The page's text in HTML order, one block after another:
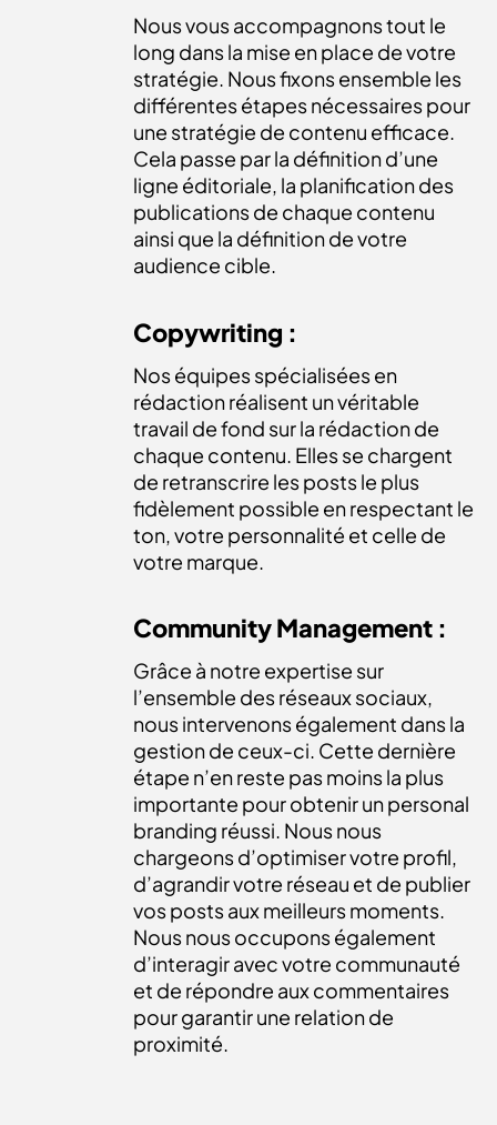
Nous vous accompagnons tout le
long dans la mise en place de votre
stratégie. Nous fixons ensemble les
différentes étapes nécessaires pour
une stratégie de contenu efficace.
Cela passe par la définition d’une
ligne éditoriale, la planification des
publications de chaque contenu
ainsi que la définition de votre
audience cible.
Copywriting :
Nos équipes spécialisées en
rédaction réalisent un véritable
travail de fond sur la rédaction de
chaque contenu. Elles se chargent
de retranscrire les posts le plus
fidèlement possible en respectant le
ton, votre personnalité et celle de
votre marque.
Community Management :
Grâce à notre expertise sur
l’ensemble des réseaux sociaux,
nous intervenons également dans la
gestion de ceux-ci. Cette dernière
étape n’en reste pas moins la plus
importante pour obtenir un personal
branding réussi. Nous nous
chargeons d’optimiser votre profil,
d’agrandir votre réseau et de publier
vos posts aux meilleurs moments.
Nous nous occupons également
d’interagir avec votre communauté
et de répondre aux commentaires
pour garantir une relation de
proximité.